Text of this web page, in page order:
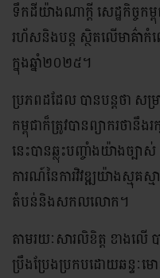
ទឹកដីយ៉ាងណាក្តី សេដ្ឋកិច្ចក
រហ័សនិងបន្ត ស្ថិតលើមាគ៌ាកំ
ក្នុងឆ្នាំ២០២៥។
ប្រភពដដែល បានបន្តថា សម្
កម្ពុជាក៏ត្រូវបានព្យាករថា
នេះបានឆ្លុះបញ្ចាំងយ៉ាងច្បា
ការណ៍នៃការវិវឌ្ឍយ៉ាងស្មុគ
តំបន់និងសកលលោក។
តាមរយៈសារលិខិត្ត ខាងលើ ប
ប្រឹងប្រែងប្រកបដោយឆន្ទៈមោ